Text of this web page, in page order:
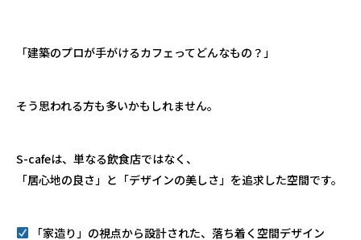
「建築のプロが手がけるカフェってどんなもの？」
そう思われる方も多いかもしれません。
S-cafeは、単なる飲食店ではなく、
「居心地の良さ」と「デザインの美しさ」を追求した空間です。
「家造り」の視点から設計された、落ち着く空間デザイン